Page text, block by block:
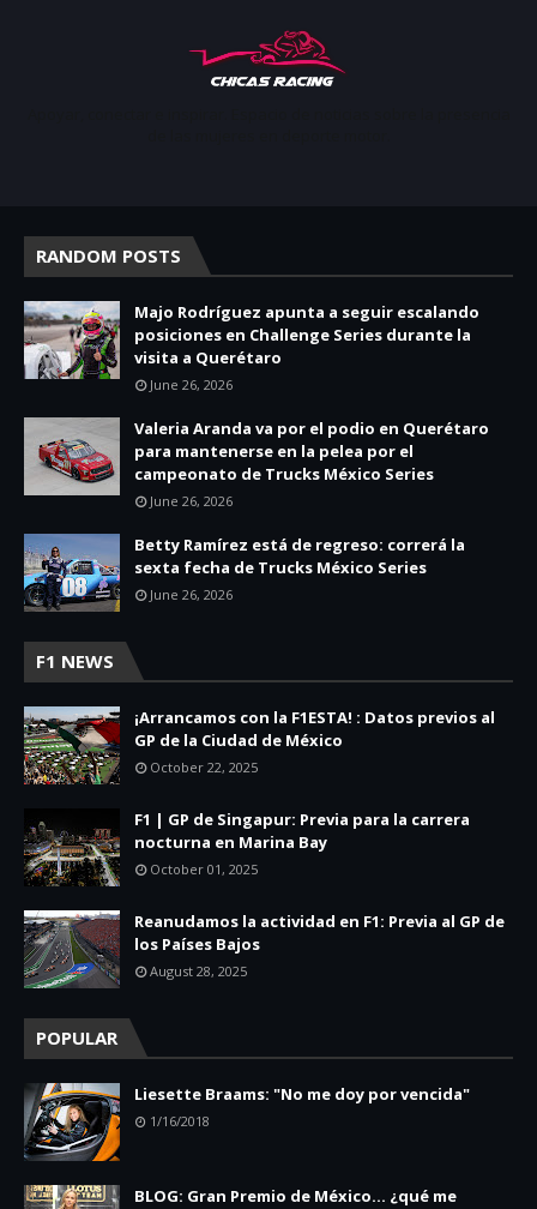
RANDOM POSTS
Majo Rodríguez apunta a seguir escalando
posiciones en Challenge Series durante la
visita a Querétaro
June 26, 2026
Valeria Aranda va por el podio en Querétaro
para mantenerse en la pelea por el
campeonato de Trucks México Series
June 26, 2026
Betty Ramírez está de regreso: correrá la
sexta fecha de Trucks México Series
June 26, 2026
F1 NEWS
¡Arrancamos con la F1ESTA! : Datos previos al
GP de la Ciudad de México
October 22, 2025
F1 | GP de Singapur: Previa para la carrera
nocturna en Marina Bay
October 01, 2025
Reanudamos la actividad en F1: Previa al GP de
los Países Bajos
August 28, 2025
POPULAR
Liesette Braams: "No me doy por vencida"
1/16/2018
BLOG: Gran Premio de México... ¿qué me